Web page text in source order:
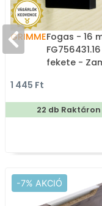
GRIMMEFogas - 16
fekete -
1 445 Ft
22 db Raktáron
-7% AKCIÓ